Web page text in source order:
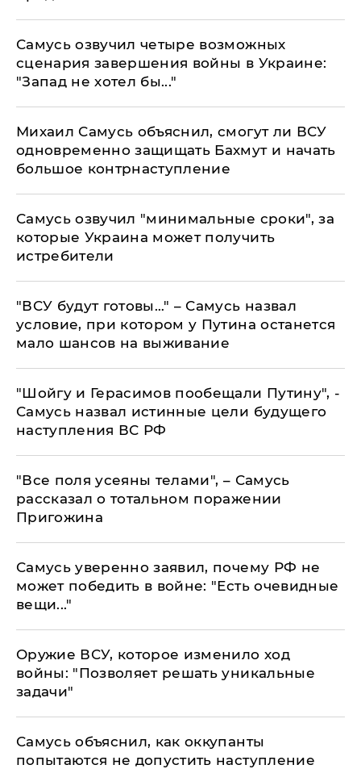
Самусь озвучил четыре возможных
сценария завершения войны в Украине:
"Запад не хотел бы..."
Михаил Самусь объяснил, смогут ли ВСУ
одновременно защищать Бахмут и начать
большое контрнаступление
Самусь озвучил "минимальные сроки", за
которые Украина может получить
истребители
"ВСУ будут готовы…" – Самусь назвал
условие, при котором у Путина останется
мало шансов на выживание
​"Шойгу и Герасимов пообещали Путину", -
Самусь назвал истинные цели будущего
наступления ВС РФ
"Все поля усеяны телами", – Самусь
рассказал о тотальном поражении
Пригожина
Самусь уверенно заявил, почему РФ не
может победить в войне: "Есть очевидные
вещи..."
Оружие ВСУ, которое изменило ход
войны: "Позволяет решать уникальные
задачи"
Самусь объяснил, как оккупанты
попытаются не допустить наступление